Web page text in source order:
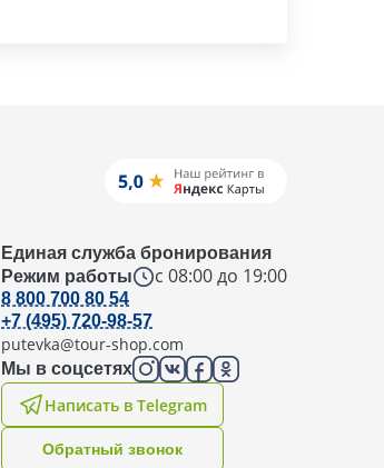
Единая служба бронирования
Режим работы
с 08:00 до 19:00
8 800 700 80 54
+7 (495) 720-98-57
putevka@tour-shop.com
Мы в соцсетях
Написать в Telegram
Oбратный звонок